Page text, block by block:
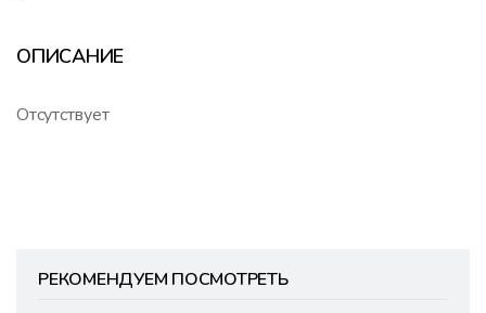
ОПИСАНИЕ
Отсутствует
РЕКОМЕНДУЕМ ПОСМОТРЕТЬ